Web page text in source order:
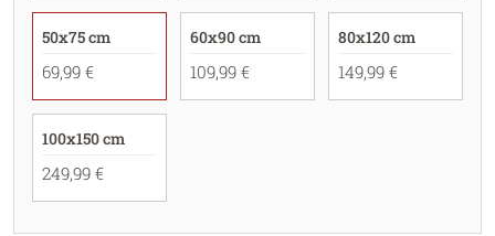
50x75 cm
69,99 €
60x90 cm
109,99 €
80x120 cm
149,99 €
100x150 cm
249,99 €